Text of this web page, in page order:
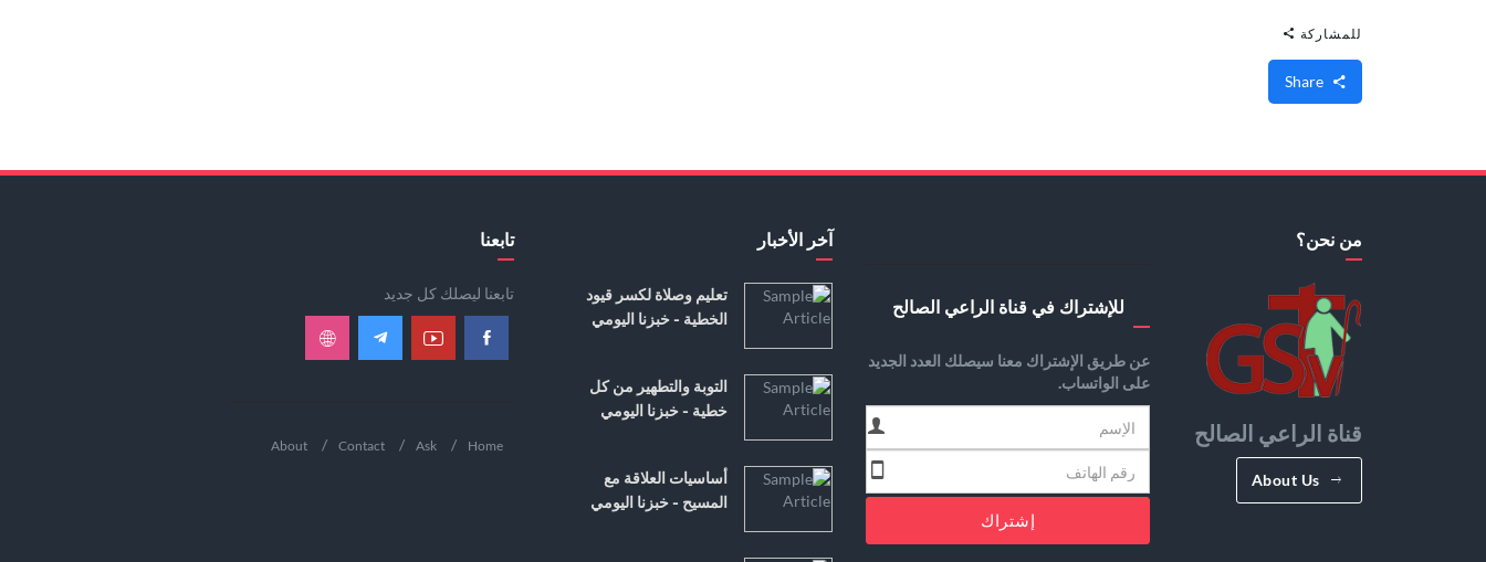
للمشاركة
من نحن؟
قناة الراعي الصالح
About Us
للإشتراك في قناة الراعي الصالح
عن طريق الإشتراك معنا سيصلك العدد الجديد
على الواتساب.
إشتراك
آخر الأخبار
تعليم وصلاة لكسر قيود
الخطية - خبزنا اليومي
التوبة والتطهير من كل
خطية - خبزنا اليومي
أساسيات العلاقة مع
المسيح - خبزنا اليومي
تابعنا
تابعنا ليصلك كل جديد
Home
Ask
Contact
About